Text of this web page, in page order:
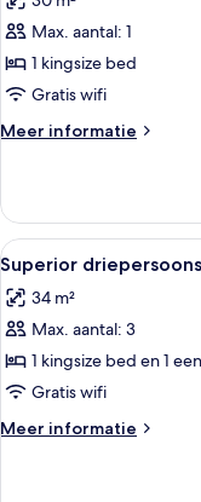
voor
Superior
voor
1
persoon,
laden
Max. aantal: 1
1 kingsize bed
Gratis wifi
Meer informatie
Meer
tweepersoonskamer,
voor
1
persoon,
balkon
Alle
foto's
voor
Superior
balkon
laden
6
Superior
34 m²
Max. aantal: 3
1 kingsize bed en 1
Gratis wifi
Meer informatie
Meer